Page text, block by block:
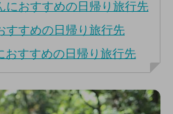
におすすめの日帰り旅行先
すすめの日帰り旅行先
おすすめの日帰り旅行先